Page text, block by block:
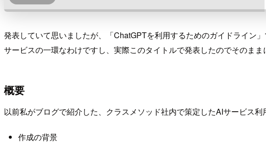
発表していて思いましたが、「ChatGPTを利用するためのガイドライン
サービスの一環なわけですし、実際このタイトルで発表したのでそのまま
概要
以前私がブログで紹介した、クラスメソッド社内で策定したAIサービス
作成の背景